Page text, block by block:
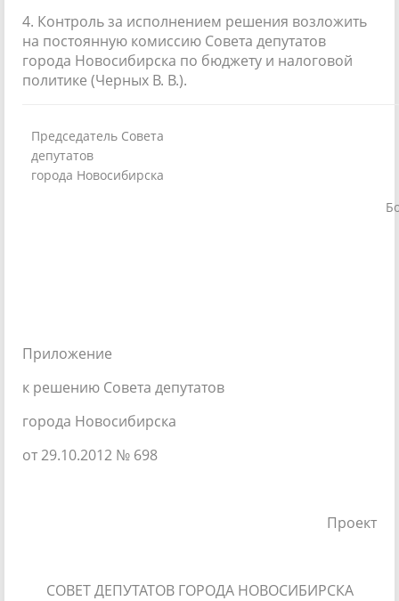
4. Контроль за исполнением решения возложить
на постоянную комиссию Совета депутатов
города Новосибирска по бюджету и налоговой
политике (Черных В. В.).
Председатель Совета
депутатов
города Новосибирска
Приложение
к решению Совета депутатов
города Новосибирска
от 29.10.2012 № 698
Проект
СОВЕТ ДЕПУТАТОВ ГОРОДА НОВОСИБИРСКА